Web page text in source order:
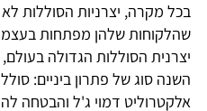
בכל מקרה, יצרניות הסוללות לא
שהלקוחות שלהן מפתחות בעצמן
השנה סוג של פתרון ביניים:
אלקטרוליט דמוי ג'ל והבטחה